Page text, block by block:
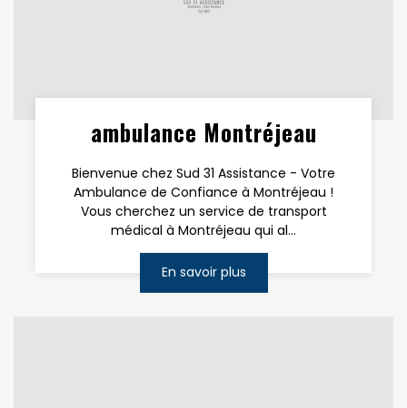
ambulance Montréjeau
Bienvenue chez Sud 31 Assistance - Votre
Ambulance de Confiance à Montréjeau !
Vous cherchez un service de transport
médical à Montréjeau qui al...
En savoir plus